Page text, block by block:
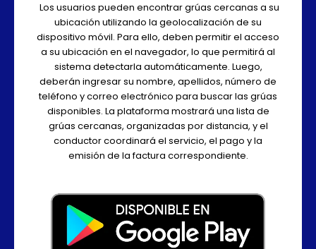
Los usuarios pueden encontrar grúas cercanas a su
ubicación utilizando la geolocalización de su
dispositivo móvil. Para ello, deben permitir el acceso
a su ubicación en el navegador, lo que permitirá al
sistema detectarla automáticamente. Luego,
deberán ingresar su nombre, apellidos, número de
teléfono y correo electrónico para buscar las grúas
disponibles. La plataforma mostrará una lista de
grúas cercanas, organizadas por distancia, y el
conductor coordinará el servicio, el pago y la
emisión de la factura correspondiente.